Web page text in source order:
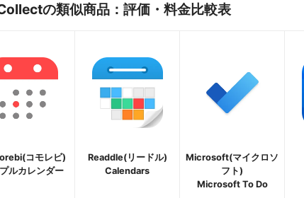
の類似商品：評価・料金比較表
コモレビ)
ルカレンダー
Readdle(リードル)
Calendars
Microsoft(マイクロソ
フト)
Microsoft To Do